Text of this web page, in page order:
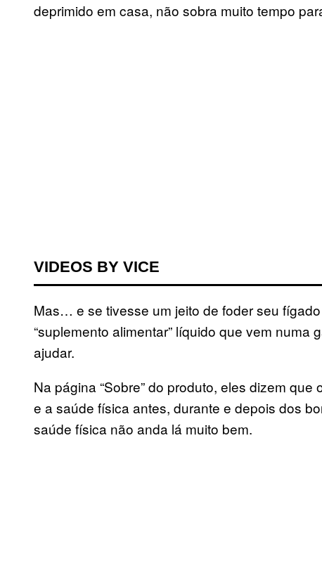
deprimido em casa, não sobra muito tempo
VIDEOS BY VICE
Mas… e se tivesse um jeito de foder seu
“suplemento alimentar” líquido que vem numa
ajudar.
Na página “Sobre” do produto, eles dizem
e a saúde física antes, durante e depois dos
saúde física não anda lá muito bem.